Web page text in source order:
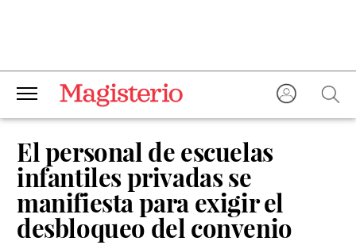
El personal de escuelas
infantiles privadas se
manifiesta para exigir el
desbloqueo del convenio